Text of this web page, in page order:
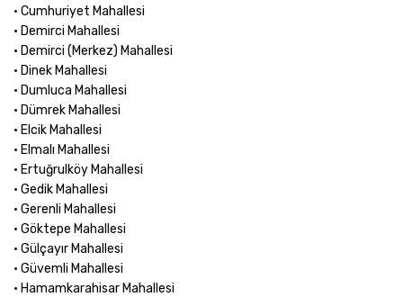
• Cumhuriyet Mahallesi
• Demirci Mahallesi
• Demirci (Merkez) Mahallesi
• Dinek Mahallesi
• Dumluca Mahallesi
• Dümrek Mahallesi
• Elcik Mahallesi
• Elmalı Mahallesi
• Ertuğrulköy Mahallesi
• Gedik Mahallesi
• Gerenli Mahallesi
• Göktepe Mahallesi
• Gülçayır Mahallesi
• Güvemli Mahallesi
• Hamamkarahisar Mahallesi